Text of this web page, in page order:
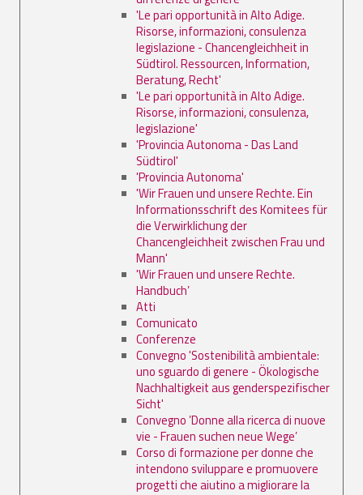
'Le pari opportunità in Alto Adige.
Risorse, informazioni, consulenza
legislazione - Chancengleichheit in
Südtirol. Ressourcen, Information,
Beratung, Recht'
'Le pari opportunità in Alto Adige.
Risorse, informazioni, consulenza,
legislazione'
'Provincia Autonoma - Das Land
Südtirol'
'Provincia Autonoma'
'Wir Frauen und unsere Rechte. Ein
Informationsschrift des Komitees für
die Verwirklichung der
Chancengleichheit zwischen Frau und
Mann'
'Wir Frauen und unsere Rechte.
Handbuch’
Atti
Comunicato
Conferenze
Convegno 'Sostenibilità ambientale:
uno sguardo di genere - Ökologische
Nachhaltigkeit aus genderspezifischer
Sicht'
Convegno ’Donne alla ricerca di nuove
vie - Frauen suchen neue Wege’
Corso di formazione per donne che
intendono sviluppare e promuovere
progetti che aiutino a migliorare la